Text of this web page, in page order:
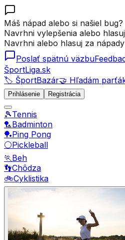
Máš nápad alebo si našiel bug?
Navrhni vylepšenia alebo
Navrhni alebo hlasuj za nápady
Poslať spätnú väzbu
ŠportLiga.sk
🏷️ ŠportBazár🤝 Hľadám
Prihlásenie Registrácia
🎾Tennis
🏸Badminton
🏓Ping Pong
⚪Pickleball
🏃Beh
👣Chôdza
🚲Cyklistika